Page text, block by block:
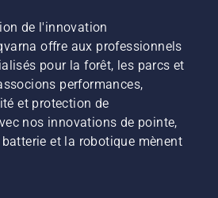
de l'innovation
offre aux professionnels
pour la forêt, les parcs et
performances,
et protection de
nos innovations de pointe,
et la robotique mènent